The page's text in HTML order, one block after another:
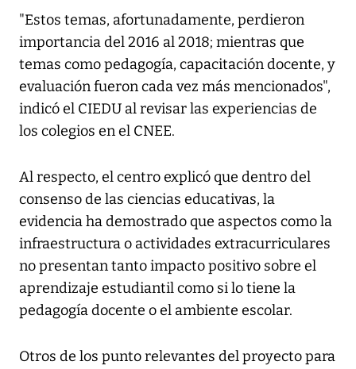
"Estos temas, afortunadamente, perdieron
importancia del 2016 al 2018; mientras que
temas como pedagogía, capacitación docente, y
evaluación fueron cada vez más mencionados",
indicó el CIEDU al revisar las experiencias de
los colegios en el CNEE.
Al respecto, el centro explicó que dentro del
consenso de las ciencias educativas, la
evidencia ha demostrado que aspectos como la
infraestructura o actividades extracurriculares
no presentan tanto impacto positivo sobre el
aprendizaje estudiantil como si lo tiene la
pedagogía docente o el ambiente escolar.
Otros de los punto relevantes del proyecto para